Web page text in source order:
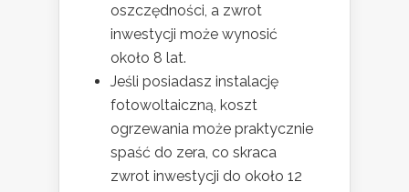
oszczędności, a zwrot
inwestycji może wynosić
około 8 lat.
Jeśli posiadasz instalację
fotowoltaiczną, koszt
ogrzewania może praktycznie
spaść do zera, co skraca
zwrot inwestycji do około 12